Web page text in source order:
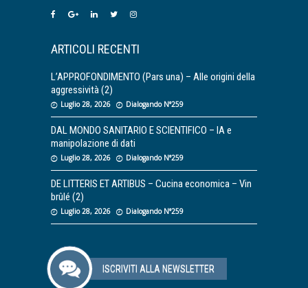
ARTICOLI RECENTI
L’APPROFONDIMENTO (Pars una) – Alle origini della
aggressività (2)
Luglio 28, 2026 Dialogando N°259
DAL MONDO SANITARIO E SCIENTIFICO – IA e
manipolazione di dati
Luglio 28, 2026 Dialogando N°259
DE LITTERIS ET ARTIBUS – Cucina economica – Vin
brûlé (2)
Luglio 28, 2026 Dialogando N°259
ISCRIVITI ALLA NEWSLETTER